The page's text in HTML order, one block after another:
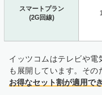
スマートプラン
(2G回線)
イッツコムはテレビや電
も展開しています。その
お得なセット割が適用で